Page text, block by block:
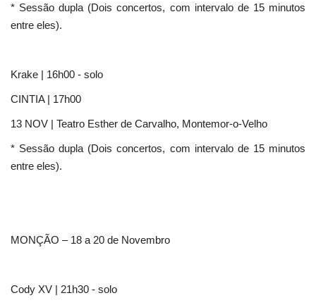
* Sessão dupla (Dois concertos, com intervalo de 15 minutos
entre eles).
Krake | 16h00 - solo
CINTIA | 17h00
13 NOV | Teatro Esther de Carvalho, Montemor-o-Velho
* Sessão dupla (Dois concertos, com intervalo de 15 minutos
entre eles).
MONÇÃO – 18 a 20 de Novembro
Cody XV | 21h30 - solo